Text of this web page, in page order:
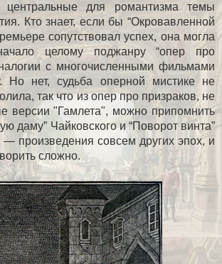
центральные для романтизма темы
Кто знает, если бы “Окровавленной
сопутствовал успех, она могла
целому поджанру “опер про
с многочисленными фильмами
Но нет, судьба оперной мистике не
так что из опер про призраков, не
версии "Гамлета", можно припомнить
даму” Чайковского и “Поворот винта”
— произведения совсем других эпох, и
сложно.